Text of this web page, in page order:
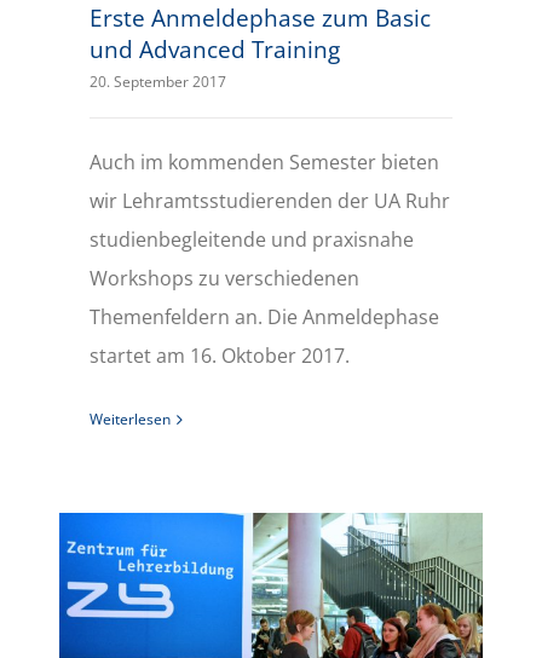
Erste Anmeldephase zum Basic
und Advanced Training
20. September 2017
Auch im kommenden Semester bieten
wir Lehramtsstudierenden der UA Ruhr
studienbegleitende und praxisnahe
Workshops zu verschiedenen
Themenfeldern an. Die Anmeldephase
startet am 16. Oktober 2017.
Weiterlesen